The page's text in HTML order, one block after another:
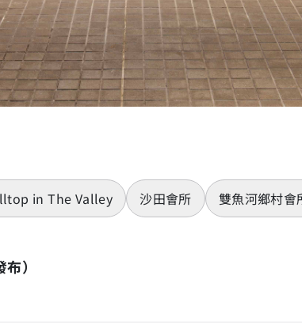
in The Valley 沙田會所 雙魚河鄉村會
）